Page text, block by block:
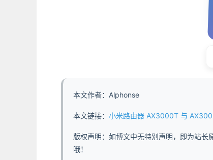
本文作者：Alphonse
本文链接： 小米路由器 AX3000T 与
版权声明：如博文中无特别声明，即为站长
哦！